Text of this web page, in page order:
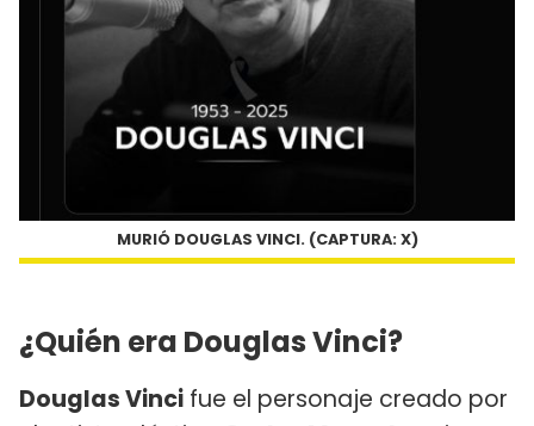
MURIÓ DOUGLAS VINCI. (CAPTURA: X)
¿Quién era Douglas Vinci?
Douglas Vinci fue el personaje creado por